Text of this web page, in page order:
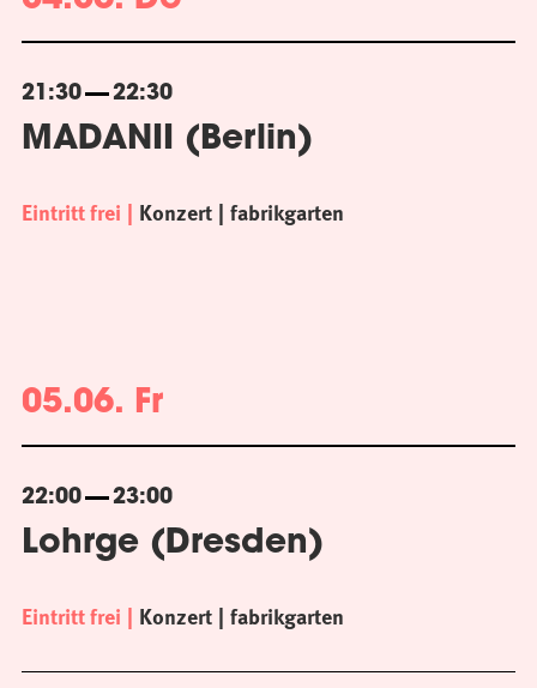
21:30 22:30
MADANII (Berlin)
Eintritt frei Konzert fabrikgarten
05.06. Fr
22:00 23:00
Lohrge (Dresden)
Eintritt frei Konzert fabrikgarten